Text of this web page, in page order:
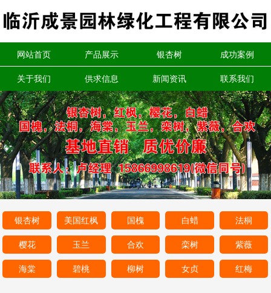
网站首页 产品展示 银杏树 成功案例
关于我们 供求信息 新闻资讯 联系我们
银杏树 美国红枫 国槐 白蜡 法桐
樱花 玉兰 合欢 栾树 紫薇
海棠 碧桃 柳树 女贞 红梅